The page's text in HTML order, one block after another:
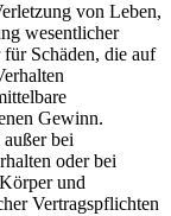
von Leben,
wesentlicher
Schäden, die auf
Gewinn.
bei
oder bei
und
Vertragspflichten